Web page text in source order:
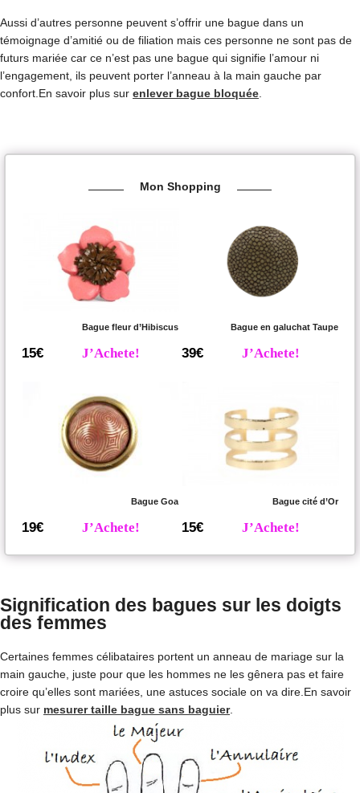
Aussi d’autres personne peuvent s’offrir une bague dans un
témoignage d’amitié ou de filiation mais ces personne ne sont pas de
futurs mariée car ce n’est pas une bague qui signifie l’amour ni
l’engagement, ils peuvent porter l’anneau à la main gauche par
confort.En savoir plus sur enlever bague bloquée
Mon Shopping
Bague fleur d’Hibiscus
15€ J’Achete!
Bague en galuchat Taupe
39€ J’Achete!
Bague Goa
19€ J’Achete!
Bague cité d’Or
15€ J’Achete!
Signification des bagues sur les doigts
des femmes
Certaines femmes célibataires portent un anneau de mariage sur la
main gauche, juste pour que les hommes ne les gênera pas et faire
croire qu’elles sont mariées, une astuces sociale on va dire.En savoir
plus sur mesurer taille bague sans baguier.